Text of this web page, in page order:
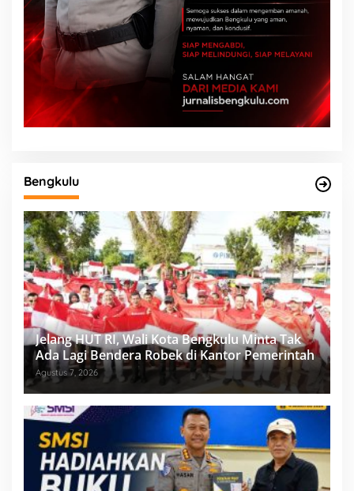
Bengkulu
Jelang HUT RI, Wali Kota Bengkulu Minta Tak
Ada Lagi Bendera Robek di Kantor Pemerintah
Agustus 7, 2026